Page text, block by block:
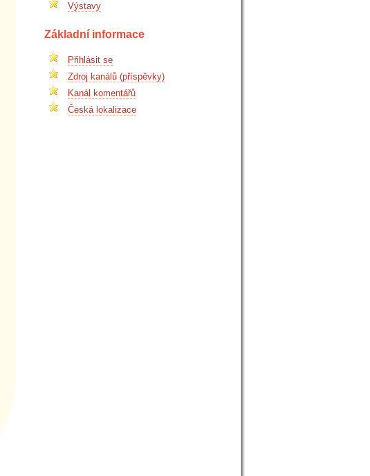
Výstavy
Základní informace
Přihlásit se
Zdroj kanálů (příspěvky)
Kanál komentářů
Česká lokalizace